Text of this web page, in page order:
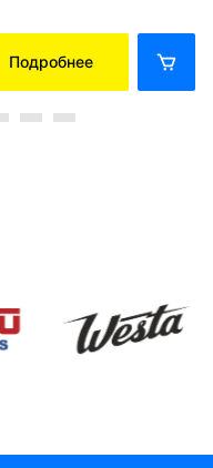
Подробнее